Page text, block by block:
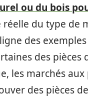
ou du bois
du type de
des
des
les marchés aux
des pièces